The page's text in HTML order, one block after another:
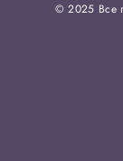
© 2025 Все